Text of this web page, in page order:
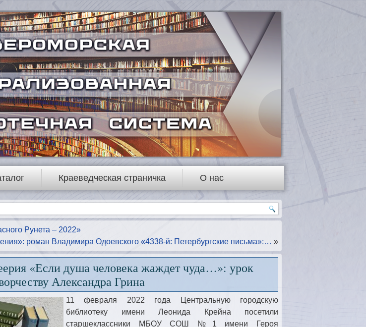
Краеведческая страничка О нас
Рунета – 2022»
роман Владимира Одоевского «4338-й: Петербургские письма»:… »
«Если душа человека жаждет чуда…»: урок
Александра Грина
11 февраля 2022 года Центральную городскую
библиотеку имени Леонида Крейна посетили
старшеклассники МБОУ СОШ №1 имени Героя